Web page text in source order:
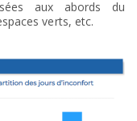
aux abords du
verts, etc.